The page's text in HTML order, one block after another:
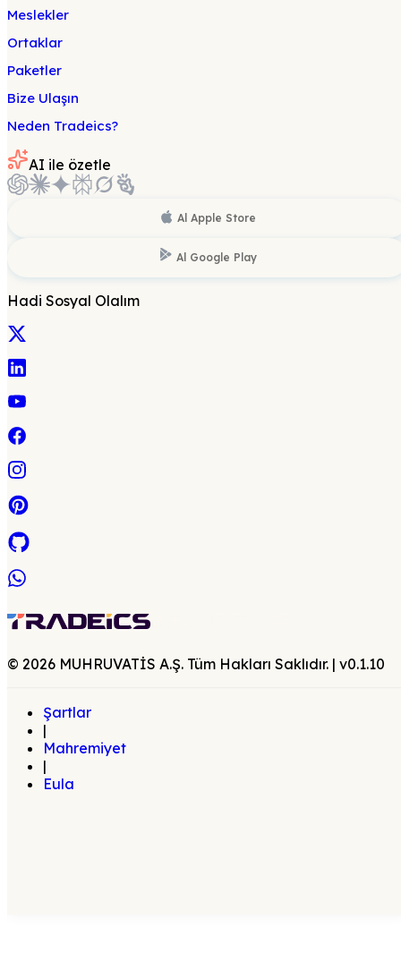
Meslekler
Ortaklar
Paketler
Bize Ulaşın
Neden Tradeics?
AI ile özetle
Al Apple Store
Al Google Play
Hadi Sosyal Olalım
© 2026 MUHRUVATİS A.Ş. Tüm Hakları Saklıdır. | v0.1.10
Şartlar
|
Mahremiyet
|
Eula